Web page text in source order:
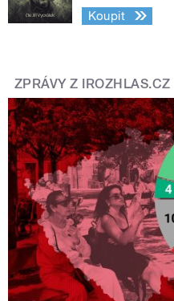
Koupit
ZPRÁVY Z IROZHLAS.CZ